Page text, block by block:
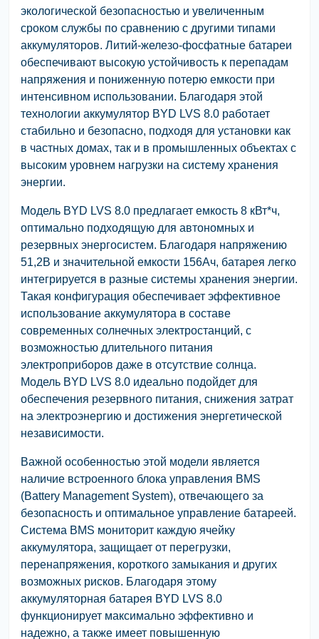
экологической безопасностью и увеличенным
сроком службы по сравнению с другими типами
аккумуляторов. Литий-железо-фосфатные батареи
обеспечивают высокую устойчивость к перепадам
напряжения и пониженную потерю емкости при
интенсивном использовании. Благодаря этой
технологии аккумулятор BYD LVS 8.0 работает
стабильно и безопасно, подходя для установки как
в частных домах, так и в промышленных объектах с
высоким уровнем нагрузки на систему хранения
энергии.
Модель BYD LVS 8.0 предлагает емкость 8 кВт*ч,
оптимально подходящую для автономных и
резервных энергосистем. Благодаря напряжению
51,2В и значительной емкости 156Ач, батарея легко
интегрируется в разные системы хранения энергии.
Такая конфигурация обеспечивает эффективное
использование аккумулятора в составе
современных солнечных электростанций, с
возможностью длительного питания
электроприборов даже в отсутствие солнца.
Модель BYD LVS 8.0 идеально подойдет для
обеспечения резервного питания, снижения затрат
на электроэнергию и достижения энергетической
независимости.
Важной особенностью этой модели является
наличие встроенного блока управления BMS
(Battery Management System), отвечающего за
безопасность и оптимальное управление батареей.
Система BMS мониторит каждую ячейку
аккумулятора, защищает от перегрузки,
перенапряжения, короткого замыкания и других
возможных рисков. Благодаря этому
аккумуляторная батарея BYD LVS 8.0
функционирует максимально эффективно и
надежно, а также имеет повышенную